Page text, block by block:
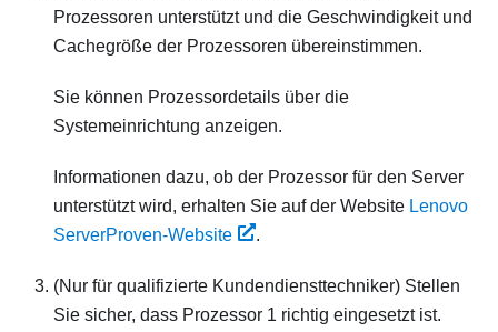
Prozessoren unterstützt und die Geschwindigkeit und
Cachegröße der Prozessoren übereinstimmen.
Sie können Prozessordetails über die
Systemeinrichtung anzeigen.
Informationen dazu, ob der Prozessor für den Server
unterstützt wird, erhalten Sie auf der Website Lenovo
ServerProven-Website
.
(Nur für qualifizierte Kundendiensttechniker) Stellen
Sie sicher, dass Prozessor 1 richtig eingesetzt ist.